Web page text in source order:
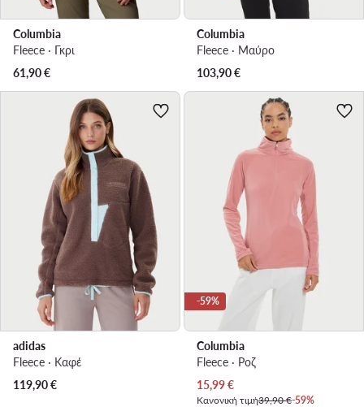
Columbia
Fleece · Γκρι
61,90€
Columbia
Fleece · Μαύρο
103,90€
adidas
Fleece · Καφέ
119,90€
-59%
Columbia
Fleece · Ροζ
Τρέχουσα τιμή
15,99€
Κανονική τιμή39,90 €-59%